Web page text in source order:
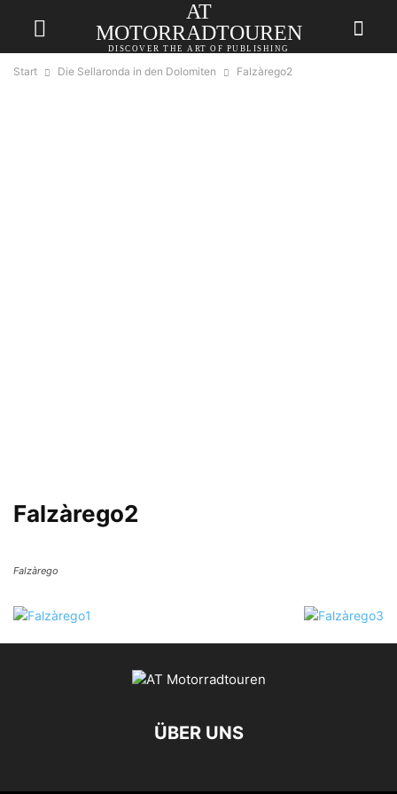
AT
MOTORRADTOUREN
DISCOVER THE ART OF PUBLISHING
Start Die Sellaronda in den Dolomiten Falzàrego2
Falzàrego2
Falzàrego
ÜBER UNS